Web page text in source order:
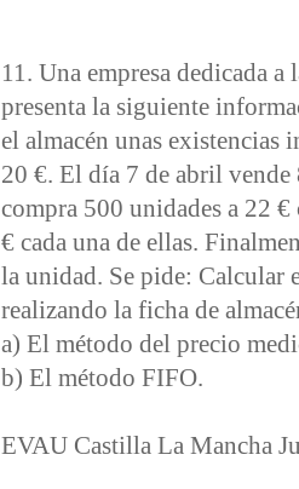
11. Una empresa dedicada
presenta la siguiente
el almacén unas existencias
20 €. El día 7 de abril
compra 500 unidades a 22
€ cada una de ellas.
la unidad. Se pide: Calcular
realizando la ficha de
a) El método del precio
b) El método FIFO.
EVAU Castilla La Mancha